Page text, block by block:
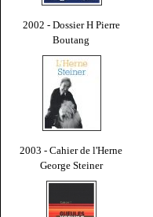
2002 - Dossier H Pierre
Boutang
2003 - Cahier de l'Herne
George Steiner